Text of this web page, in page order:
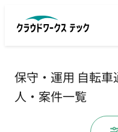
保守・運用 自転
人・案件一覧